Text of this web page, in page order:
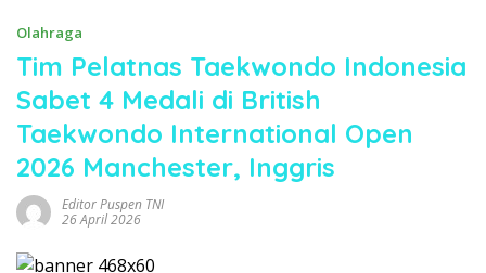
Olahraga
Tim Pelatnas Taekwondo Indonesia
Sabet 4 Medali di British
Taekwondo International Open
2026 Manchester, Inggris
Editor Puspen TNI
26 April 2026